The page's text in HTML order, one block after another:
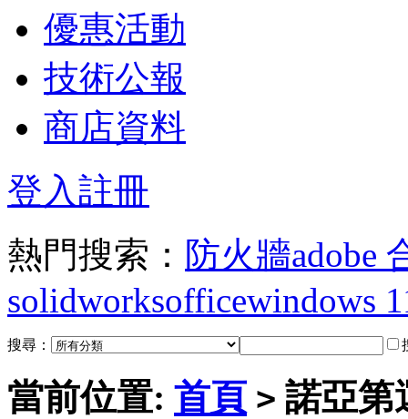
優惠活動
技術公報
商店資料
登入註冊
熱門搜索： 防火牆adobe
solidworksofficewindows
搜尋：
當前位置: 首頁 > 諾亞第